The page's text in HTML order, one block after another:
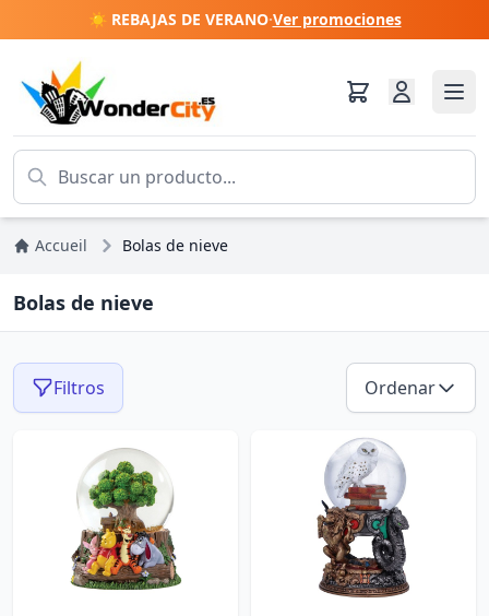
☀️ REBAJAS DE VERANO·Ver promociones
Accueil Bolas de nieve
Bolas de nieve
Filtros Ordenar